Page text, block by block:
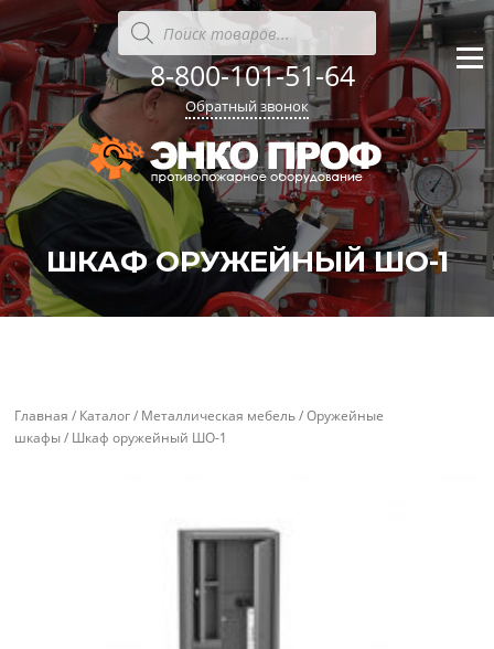
к
содержанию
Поиск
товаров
8-800-101-51-64
Обратный звонок
ШКАФ ОРУЖЕЙНЫЙ ШО-1
''
Главная / Каталог/ Металлическая мебель/Оружейные
шкафы/ Шкаф оружейный ШО-1